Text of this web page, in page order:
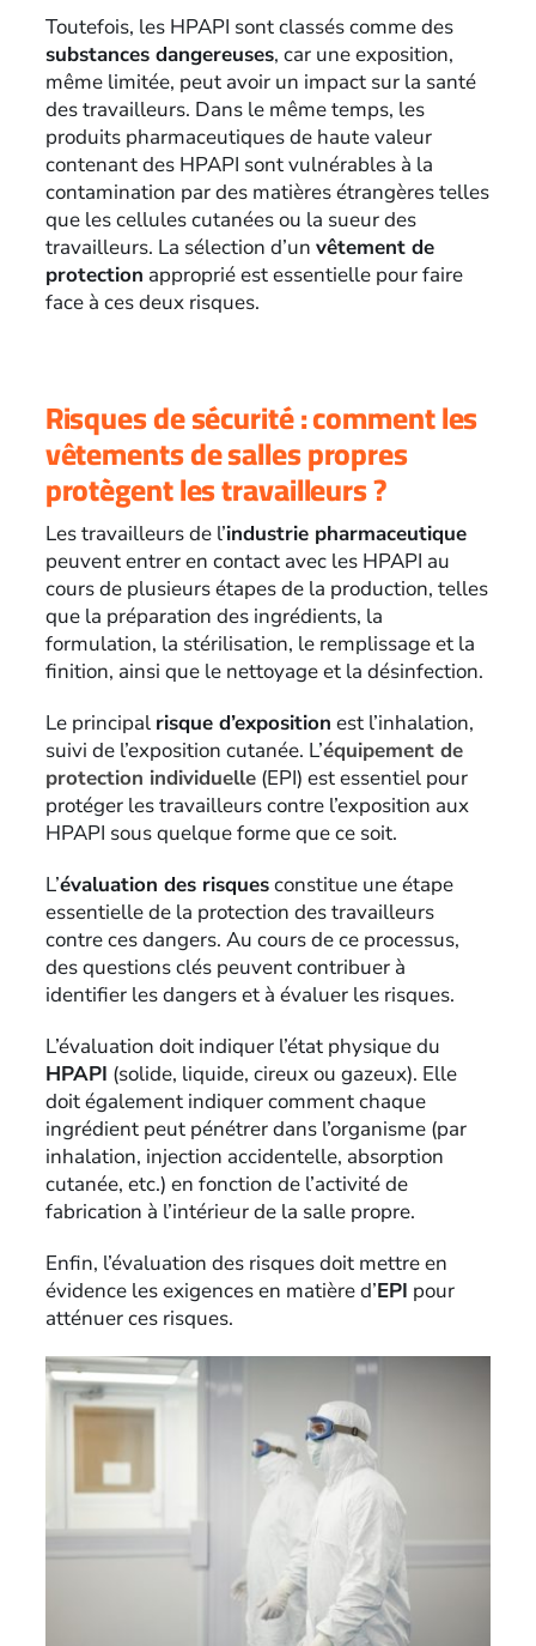
Toutefois, les HPAPI sont classés comme des
substances dangereuses, car une exposition,
même limitée, peut avoir un impact sur la santé
des travailleurs. Dans le même temps, les
produits pharmaceutiques de haute valeur
contenant des HPAPI sont vulnérables à la
contamination par des matières étrangères telles
que les cellules cutanées ou la sueur des
travailleurs. La sélection d’un vêtement de
protection approprié est essentielle pour faire
face à ces deux risques.
Risques de sécurité : comment les
vêtements de salles propres
protègent les travailleurs ?
Les travailleurs de l’industrie pharmaceutique
peuvent entrer en contact avec les HPAPI au
cours de plusieurs étapes de la production, telles
que la préparation des ingrédients, la
formulation, la stérilisation, le remplissage et la
finition, ainsi que le nettoyage et la désinfection.
Le principal risque d’exposition est l’inhalation,
suivi de l’exposition cutanée. L’équipement de
protection individuelle(EPI) est essentiel pour
protéger les travailleurs contre l’exposition aux
HPAPI sous quelque forme que ce soit.
L’évaluation des risquesconstitue une étape
essentielle de la protection des travailleurs
contre ces dangers. Au cours de ce processus,
des questions clés peuvent contribuer à
identifier les dangers et à évaluer les risques.
L’évaluation doit indiquer l’état physique du
HPAPI (solide, liquide, cireux ou gazeux). Elle
doit également indiquer comment chaque
ingrédient peut pénétrer dans l’organisme (par
inhalation, injection accidentelle, absorption
cutanée, etc.) en fonction de l’activité de
fabrication à l’intérieur de la salle propre.
Enfin, l’évaluation des risques doit mettre en
évidence les exigences en matière d’EPI pour
atténuer ces risques.